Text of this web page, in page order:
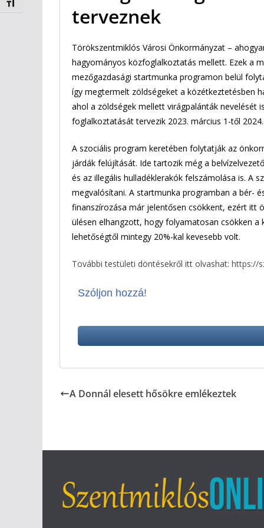
Betűméret váltásaterveznek
Törökszentmiklós Városi Önkormányzat –
hagyományos közfoglalkoztatás mellett. Ezek a
mezőgazdasági startmunka programon belül
így megtermelt zöldségeket a közétkeztetésben
ahol a zöldségek mellett virágpalánták nevelését
foglalkoztatását tervezik 2023. március 1-től
A szociális program keretében folytatják az
járdák felújítását. Ide tartozik még a
és az illegális hulladéklerakók felszámolása is. A
megvalósítani. A startmunka programban a bér-
finanszírozása már jelentősen csökkent, ezért itt
ülésen elhangzott, hogy folyamatosan csökken
lehetőségtől mintegy 20%-kal kevesebb volt.
További testületi döntésekről itt olvashat: https://
Szóljon hozzá!
A Donnál elesett hősökre emlékeztek